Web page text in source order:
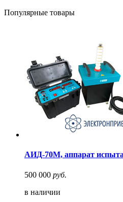
Популярные товары
АИД-70М, аппарат
500 000 руб.
в наличии